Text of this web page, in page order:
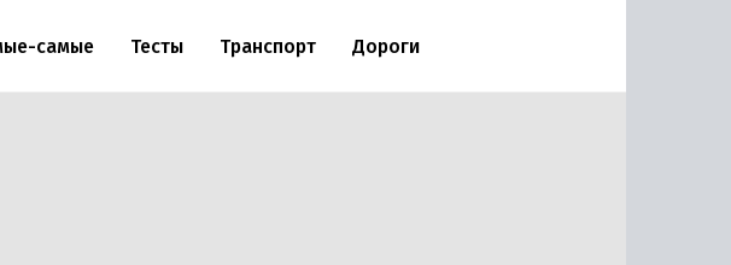
самые Тесты Транспорт Дороги